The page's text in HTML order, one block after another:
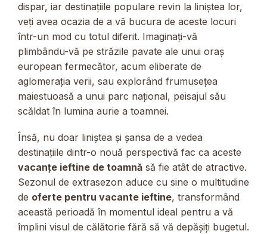
dispar, iar destinațiile populare revin la liniștea lor,
veți avea ocazia de a vă bucura de aceste locuri
într-un mod cu totul diferit. Imaginați-vă
plimbându-vă pe străzile pavate ale unui oraș
european fermecător, acum eliberate de
aglomerația verii, sau explorând frumusețea
maiestuoasă a unui parc național, peisajul său
scăldat în lumina aurie a toamnei.
Însă, nu doar liniștea și șansa de a vedea
destinațiile dintr-o nouă perspectivă fac ca aceste
vacanțe ieftine de toamnă să fie atât de atractive.
Sezonul de extrasezon aduce cu sine o multitudine
de oferte pentru vacante ieftine, transformând
această perioadă în momentul ideal pentru a vă
împlini visul de călătorie fără să vă depășiți bugetul.